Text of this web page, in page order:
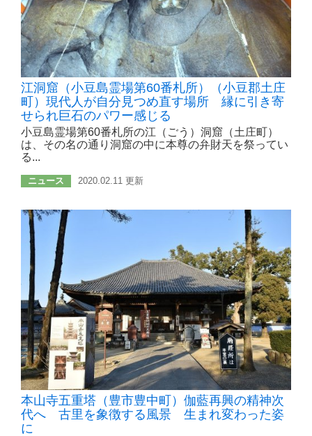
江洞窟（小豆島霊場第60番札所）（小豆郡土庄
町）現代人が自分見つめ直す場所 縁に引き寄
せられ巨石のパワー感じる
小豆島霊場第60番札所の江（ごう）洞窟（土庄町）
は、その名の通り洞窟の中に本尊の弁財天を祭ってい
る...
ニュース 2020.02.11 更新
本山寺五重塔（豊市豊中町）伽藍再興の精神次
代へ 古里を象徴する風景 生まれ変わった姿
に